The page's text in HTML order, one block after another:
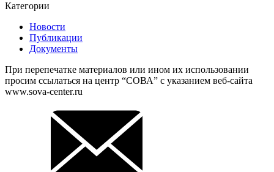
Категории
Новости
Публикации
Документы
При перепечатке материалов или ином их использовании
просим ссылаться на центр “СОВА” с указанием веб-сайта
www.sova-center.ru